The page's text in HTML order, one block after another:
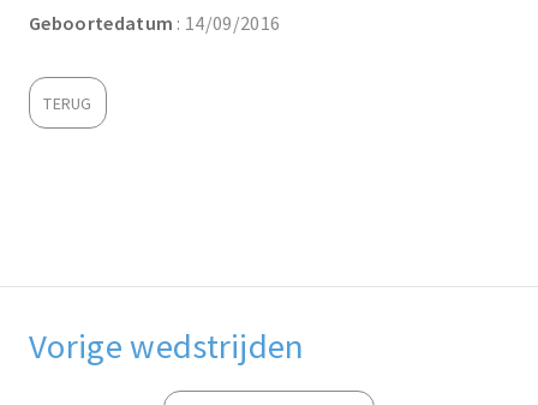
Geboortedatum : 14/09/2016
TERUG
Vorige wedstrijden